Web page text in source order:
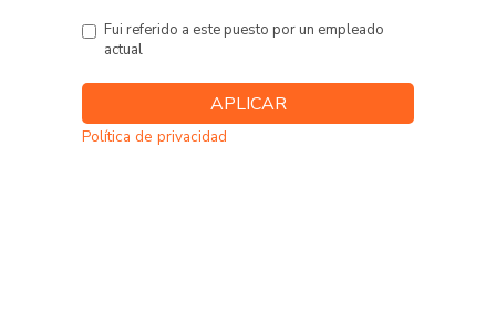
Fui referido a este puesto por un empleado
actual
Política de privacidad